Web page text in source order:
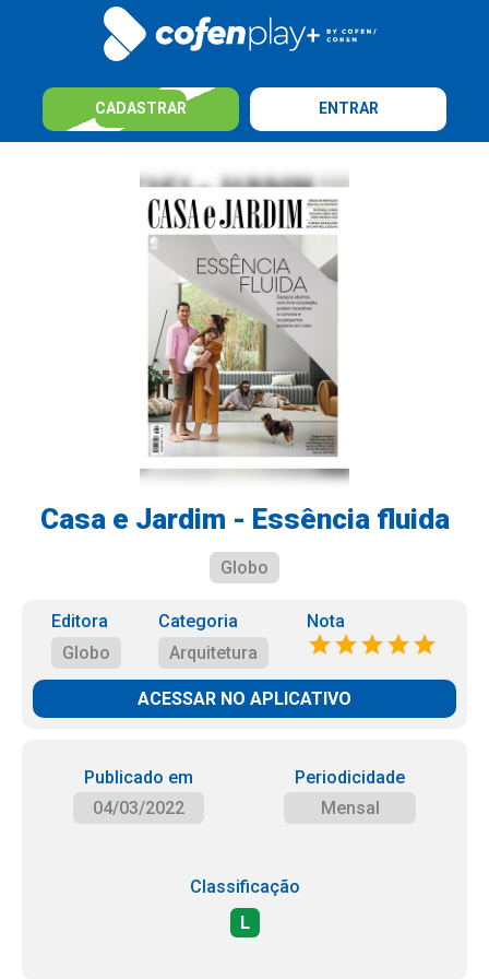
CADASTRAR ENTRAR
Casa e Jardim - Essência fluida
Globo
Editora
Globo
Categoria
Arquitetura
Nota
ACESSAR NO APLICATIVO
Publicado em
04/03/2022
Periodicidade
Mensal
Classificação
L